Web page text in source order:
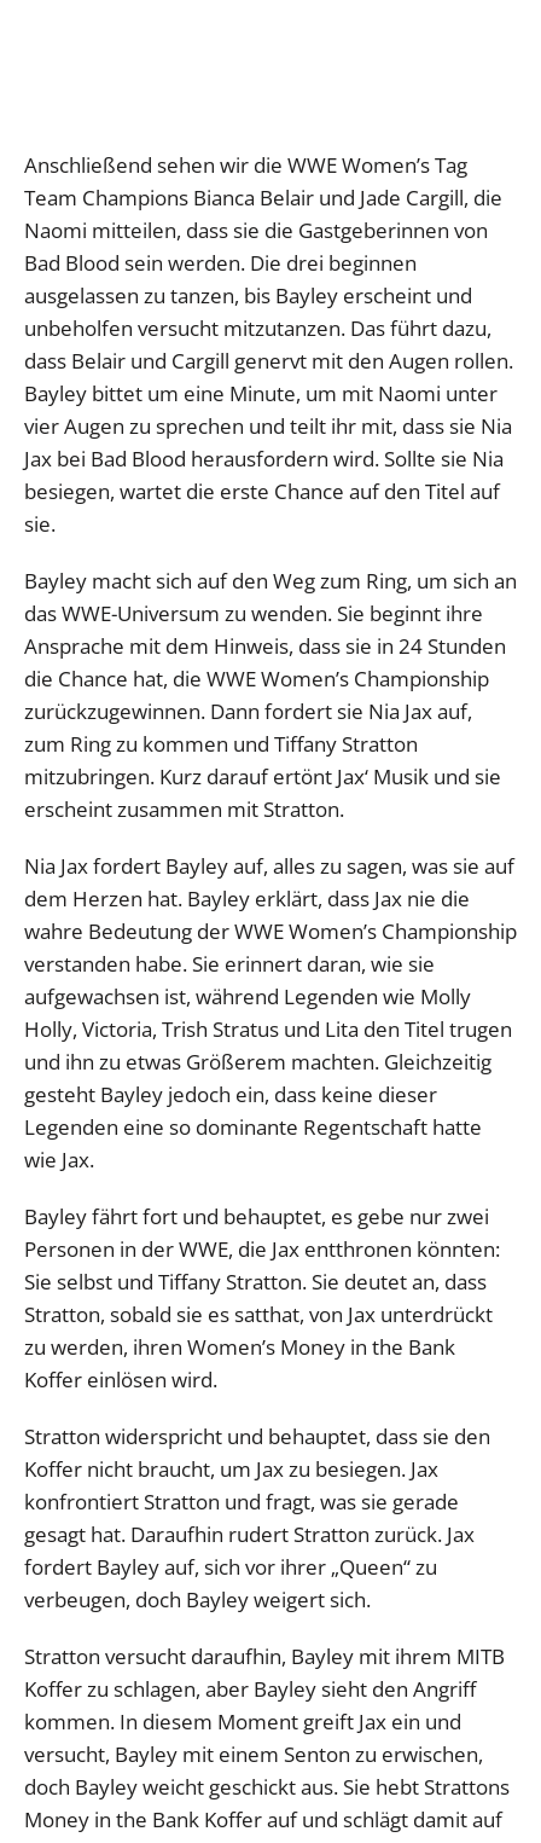
Anschließend sehen wir die WWE Women’s Tag
Team Champions Bianca Belair und Jade Cargill, die
Naomi mitteilen, dass sie die Gastgeberinnen von
Bad Blood sein werden. Die drei beginnen
ausgelassen zu tanzen, bis Bayley erscheint und
unbeholfen versucht mitzutanzen. Das führt dazu,
dass Belair und Cargill genervt mit den Augen rollen.
Bayley bittet um eine Minute, um mit Naomi unter
vier Augen zu sprechen und teilt ihr mit, dass sie Nia
Jax bei Bad Blood herausfordern wird. Sollte sie Nia
besiegen, wartet die erste Chance auf den Titel auf
sie.
Bayley macht sich auf den Weg zum Ring, um sich an
das WWE-Universum zu wenden. Sie beginnt ihre
Ansprache mit dem Hinweis, dass sie in 24 Stunden
die Chance hat, die WWE Women’s Championship
zurückzugewinnen. Dann fordert sie Nia Jax auf,
zum Ring zu kommen und Tiffany Stratton
mitzubringen. Kurz darauf ertönt Jax‘ Musik und sie
erscheint zusammen mit Stratton.
Nia Jax fordert Bayley auf, alles zu sagen, was sie auf
dem Herzen hat. Bayley erklärt, dass Jax nie die
wahre Bedeutung der WWE Women’s Championship
verstanden habe. Sie erinnert daran, wie sie
aufgewachsen ist, während Legenden wie Molly
Holly, Victoria, Trish Stratus und Lita den Titel trugen
und ihn zu etwas Größerem machten. Gleichzeitig
gesteht Bayley jedoch ein, dass keine dieser
Legenden eine so dominante Regentschaft hatte
wie Jax.
Bayley fährt fort und behauptet, es gebe nur zwei
Personen in der WWE, die Jax entthronen könnten:
Sie selbst und Tiffany Stratton. Sie deutet an, dass
Stratton, sobald sie es satthat, von Jax unterdrückt
zu werden, ihren Women’s Money in the Bank
Koffer einlösen wird.
Stratton widerspricht und behauptet, dass sie den
Koffer nicht braucht, um Jax zu besiegen. Jax
konfrontiert Stratton und fragt, was sie gerade
gesagt hat. Daraufhin rudert Stratton zurück. Jax
fordert Bayley auf, sich vor ihrer „Queen“ zu
verbeugen, doch Bayley weigert sich.
Stratton versucht daraufhin, Bayley mit ihrem MITB
Koffer zu schlagen, aber Bayley sieht den Angriff
kommen. In diesem Moment greift Jax ein und
versucht, Bayley mit einem Senton zu erwischen,
doch Bayley weicht geschickt aus. Sie hebt Strattons
Money in the Bank Koffer auf und schlägt damit auf